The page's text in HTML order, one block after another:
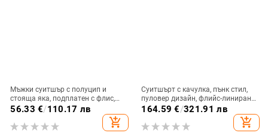
Мъжки суитшър с полуцип и
стояща яка, подплатен с флис,
топло зимно базово горнище,
56.33 €/110.17 лв
add_shopping_cart
Суитшърт с качулка, пънк стил,
пуловер дизайн, флийс-линиран
полиестер 96%+, есенна употреба
164.59 €/321.91 лв
add_shopping_cart